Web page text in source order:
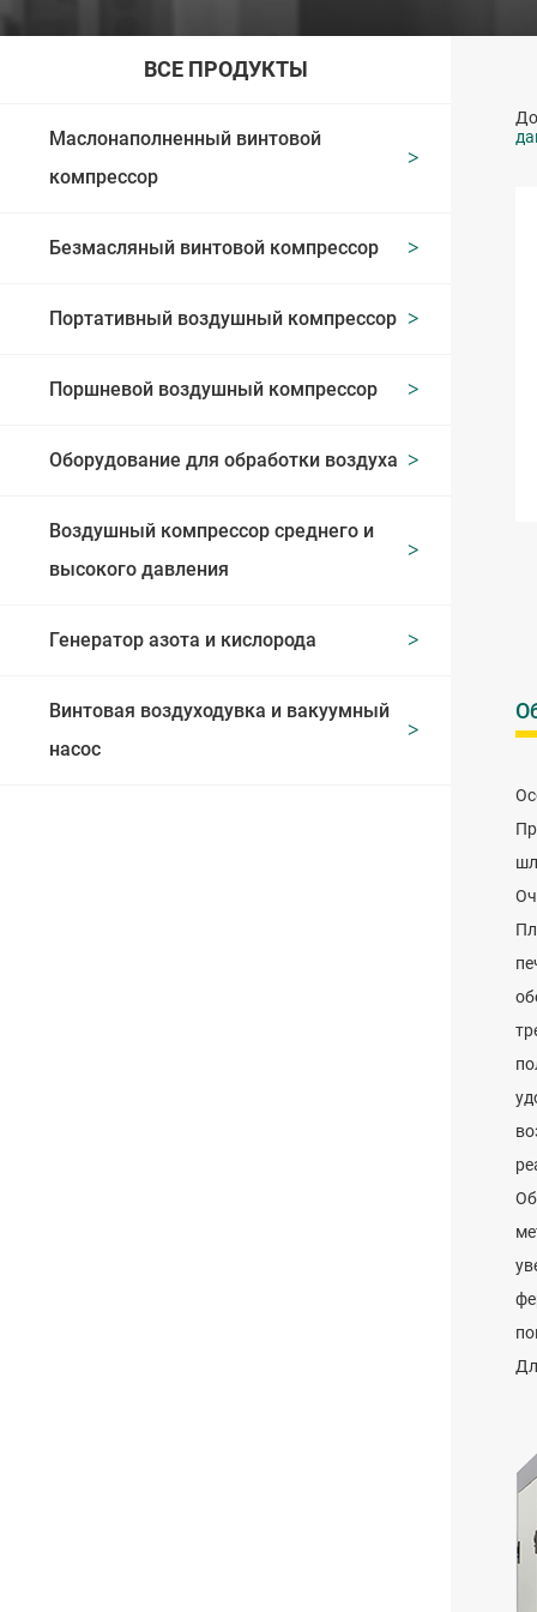
ВСЕ ПРОДУКТЫ
Маслонаполненный винтовой
компрессор
Безмасляный винтовой компрессор
Портативный воздушный компрессор
Поршневой воздушный компрессор
Оборудование для обработки воздуха
Воздушный компрессор среднего и
высокого давления
Генератор азота и кислорода
Винтовая воздуходувка и вакуумный
насос